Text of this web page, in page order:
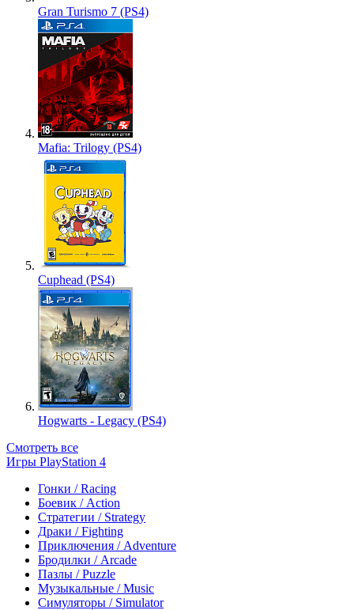
Gran Turismo 7 (PS4)
Mafia: Trilogy (PS4)
Cuphead (PS4)
Hogwarts - Legacy (PS4)
Смотреть все
Игры PlayStation 4
Гонки / Racing
Боевик / Action
Стратегии / Strategy
Драки / Fighting
Приключения / Adventure
Бродилки / Arcade
Пазлы / Puzzle
Музыкальные / Music
Симуляторы / Simulator